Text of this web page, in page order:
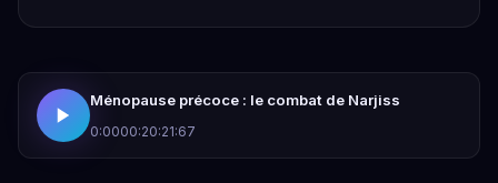
Ménopause précoce : le combat de Narjiss
0:0000:20:21:67